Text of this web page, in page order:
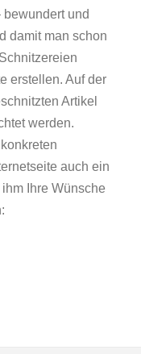
und
damit man schon
erstellen. Auf der
Artikel
werden.
auch ein
Ihre Wünsche